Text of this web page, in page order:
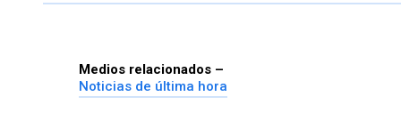
Medios relacionados –
Noticias de última hora